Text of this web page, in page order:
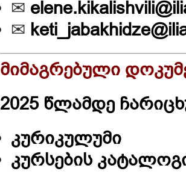
✉
✉
მიმაგრებული
2025 წლამდე
კურიკულუმი
კურსების